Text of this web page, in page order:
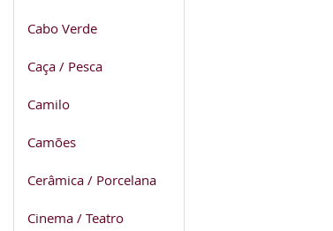
Cabo Verde
Caça / Pesca
Camilo
Camões
Cerâmica / Porcelana
Cinema / Teatro